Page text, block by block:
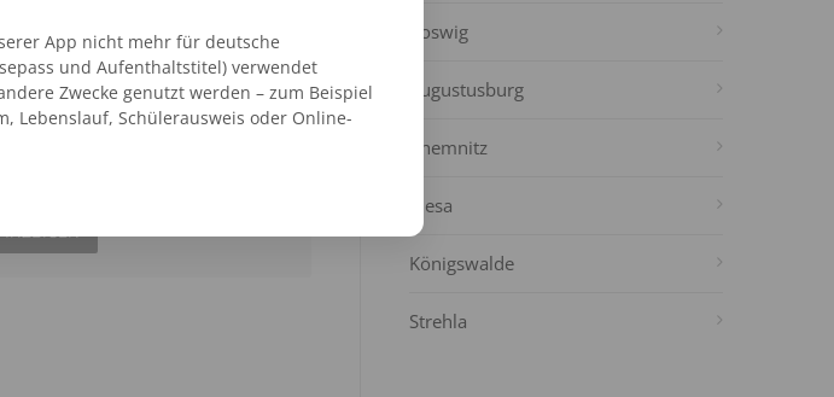
Coswig
Augustusburg
Chemnitz
Riesa
Königswalde
Strehla
App nicht mehr für deutsche
und Aufenthaltstitel) verwendet
Zwecke genutzt werden – zum Beispiel
Lebenslauf, Schülerausweis oder Online-